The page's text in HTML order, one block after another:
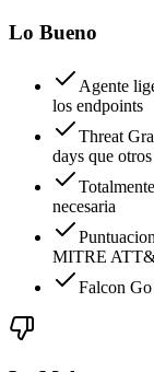
Lo Bueno
Agente
los endpoints
Threat
days que
necesaria
MITRE
Falcon Go